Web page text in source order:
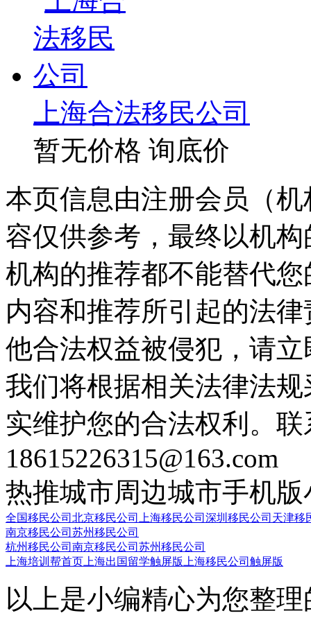
上海合法移民公司
暂无价格 询底价
本页信息由注册会员（
容仅供参考，最终以机
机构的推荐都不能替代
内容和推荐所引起的法
他合法权益被侵犯，请
我们将根据相关法律法
实维护您的合法权利。
18615226315@163.com
热推城市周边城市手机版
全国移民公司 北京移民公司 上海移民公司 深圳移民公司 天津移
南京移民公司 苏州移民公司
杭州移民公司 南京移民公司 苏州移民公司
上海培训帮首页 上海出国留学触屏版 上海移民公司触屏版
以上是小编精心为您整